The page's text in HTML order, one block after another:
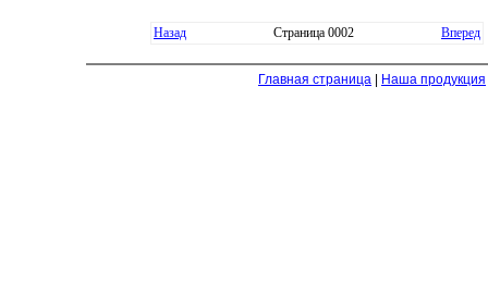
Назад Страница 0002 Вперед
Главная страница | Наша продукция